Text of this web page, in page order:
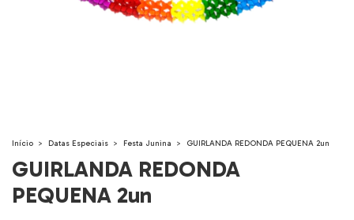
Início > Datas Especiais > Festa Junina > GUIRLANDA REDONDA PEQUENA 2un
GUIRLANDA REDONDA
PEQUENA 2un